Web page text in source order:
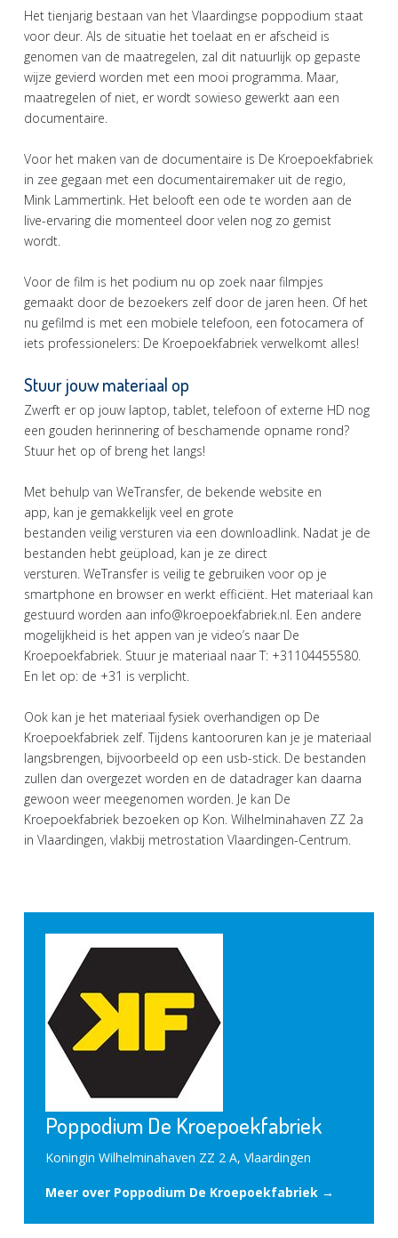
Het tienjarig bestaan van het Vlaardingse poppodium staat
voor deur. Als de situatie het toelaat en er afscheid is
genomen van de maatregelen, zal dit natuurlijk op gepaste
wijze gevierd worden met een mooi programma. Maar,
maatregelen of niet, er wordt sowieso gewerkt aan een
documentaire.
Voor het maken van de documentaire is De Kroepoekfabriek
in zee gegaan met een documentairemaker uit de regio,
Mink Lammertink. Het belooft een ode te worden aan de
live-ervaring die momenteel door velen nog zo gemist
wordt.
Voor de film is het podium nu op zoek naar filmpjes
gemaakt door de bezoekers zelf door de jaren heen. Of het
nu gefilmd is met een mobiele telefoon, een fotocamera of
iets professionelers: De Kroepoekfabriek verwelkomt alles!
Stuur jouw materiaal op
Zwerft er op jouw laptop, tablet, telefoon of externe HD nog
een gouden herinnering of beschamende opname rond?
Stuur het op of breng het langs!
Met behulp van WeTransfer, de bekende website en
app, kan je gemakkelijk veel en grote
bestanden veilig versturen via een downloadlink. Nadat je de
bestanden hebt geüpload, kan je ze direct
versturen. WeTransfer is veilig te gebruiken voor op je
smartphone en browser en werkt efficiënt. Het materiaal kan
gestuurd worden aan info@kroepoekfabriek.nl. Een andere
mogelijkheid is het appen van je video’s naar De
Kroepoekfabriek. Stuur je materiaal naar T: +31104455580.
En let op: de +31 is verplicht.
Ook kan je het materiaal fysiek overhandigen op De
Kroepoekfabriek zelf. Tijdens kantooruren kan je je materiaal
langsbrengen, bijvoorbeeld op een usb-stick. De bestanden
zullen dan overgezet worden en de datadrager kan daarna
gewoon weer meegenomen worden. Je kan De
Kroepoekfabriek bezoeken op Kon. Wilhelminahaven ZZ 2a
in Vlaardingen, vlakbij metrostation Vlaardingen-Centrum.
Poppodium De Kroepoekfabriek
Koningin Wilhelminahaven ZZ 2 A, Vlaardingen
Meer over Poppodium De Kroepoekfabriek →